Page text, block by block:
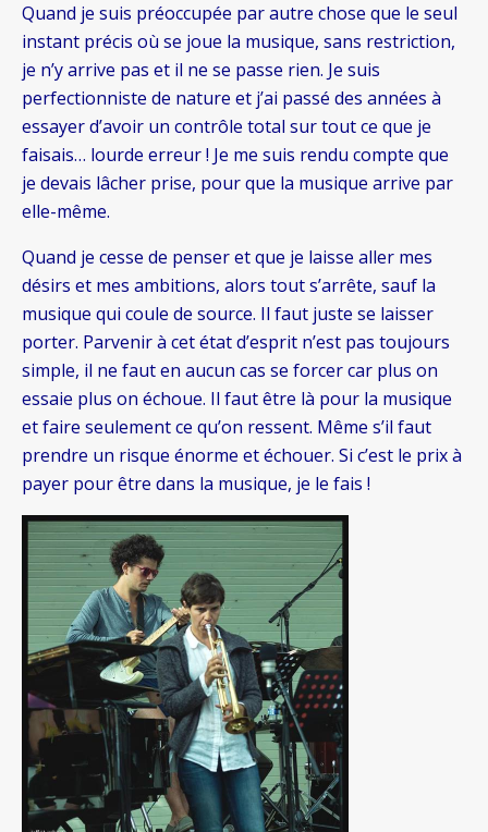
Quand je suis préoccupée par autre chose que le seul
instant précis où se joue la musique, sans restriction,
je n’y arrive pas et il ne se passe rien. Je suis
perfectionniste de nature et j’ai passé des années à
essayer d’avoir un contrôle total sur tout ce que je
faisais… lourde erreur ! Je me suis rendu compte que
je devais lâcher prise, pour que la musique arrive par
elle-même.
Quand je cesse de penser et que je laisse aller mes
désirs et mes ambitions, alors tout s’arrête, sauf la
musique qui coule de source. Il faut juste se laisser
porter. Parvenir à cet état d’esprit n’est pas toujours
simple, il ne faut en aucun cas se forcer car plus on
essaie plus on échoue. Il faut être là pour la musique
et faire seulement ce qu’on ressent. Même s’il faut
prendre un risque énorme et échouer. Si c’est le prix à
payer pour être dans la musique, je le fais !